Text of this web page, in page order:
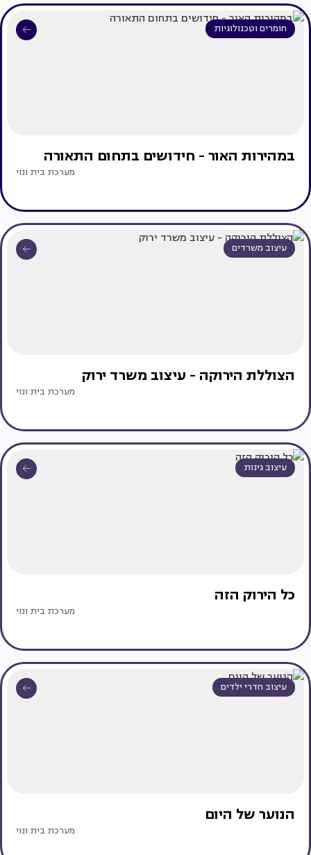
חומרים וטכנולוגיות
במהירות האור - חידושים בתחום התאורה
מערכת בית ונוי
עיצוב משרדים
הצוללת הירוקה - עיצוב משרד ירוק
מערכת בית ונוי
עיצוב גינות
כל הירוק הזה
מערכת בית ונוי
עיצוב חדרי ילדים
הנוער של היום
מערכת בית ונוי